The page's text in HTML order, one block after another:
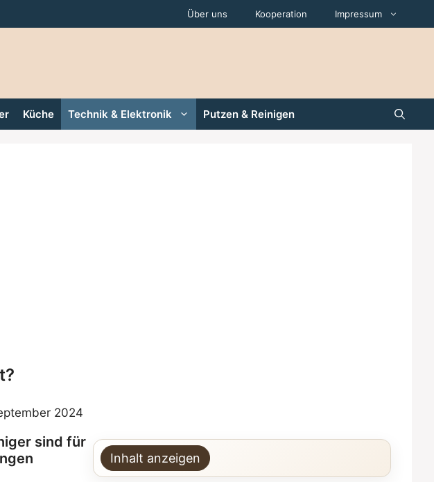
Über uns Kooperation Impressum
Küche Technik & Elektronik Putzen & Reinigen
2024
Inhalt anzeigen
sind für